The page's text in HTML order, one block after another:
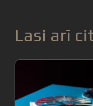
Lasi arī